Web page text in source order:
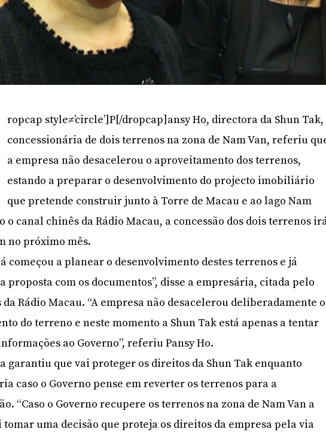
ropcap style≠’circle’]P[/dropcap]ansy Ho, directora da Shun Tak,
concessionária de dois terrenos na zona de Nam Van, referiu
a empresa não desacelerou o aproveitamento dos terrenos,
estando a preparar o desenvolvimento do projecto imobiliário
que pretende construir junto à Torre de Macau e ao lago Nam
o canal chinês da Rádio Macau, a concessão dos dois terrenos
no próximo mês.
começou a planear o desenvolvimento destes terrenos e já
proposta com os documentos”, disse a empresária, citada pelo
Rádio Macau. “A empresa não desacelerou deliberadamente o
do terreno e neste momento a Shun Tak está apenas a tentar
ao Governo”, referiu Pansy Ho.
garantiu que vai proteger os direitos da Shun Tak enquanto
caso o Governo pense em reverter os terrenos para a
“Caso o Governo recupere os terrenos na zona de Nam Van a
tomar uma decisão que proteja os direitos da empresa pela via